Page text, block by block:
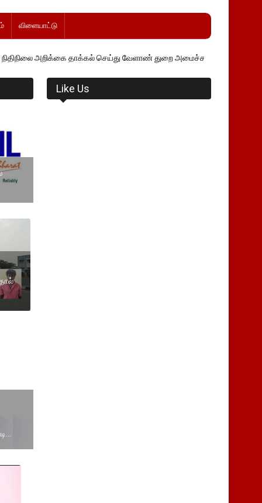
விளையாட்டு
தாக்கல் செய்து வேளாண் துறை அமைச்சர் வினோத் வாசித்து வருகிறார்.
Like Us